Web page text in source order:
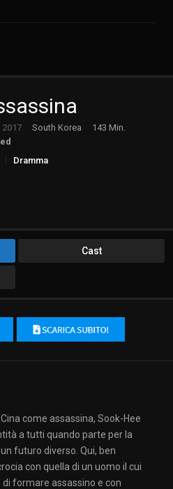
2017 South Korea
143 Min.
Dramma
Cast
come assassina, Sook-Hee
a tutti quando parte per la
futuro diverso. Qui, ben
con quella di un uomo il cui
formare assassino e con